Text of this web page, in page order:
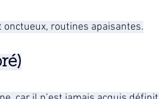
routines apaisantes.